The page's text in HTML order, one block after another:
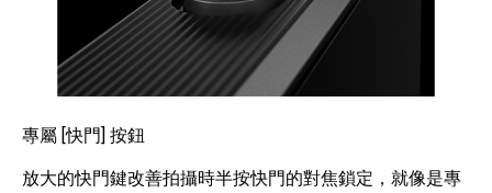
專屬 [快門] 按鈕
放大的快門鍵改善拍攝時半按快門的對焦鎖定，就像是專